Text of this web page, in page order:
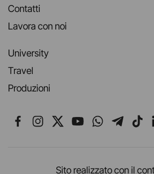
Contatti
Lavora con noi
University
Travel
Produzioni
Seguici su Facebook
Seguici su Instagram
Seguici su X
Seguici su
Seguici su
Sito realizzato con il